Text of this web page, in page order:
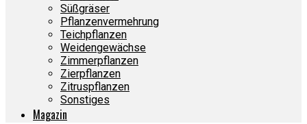
Süßgräser
Pflanzenvermehrung
Teichpflanzen
Weidengewächse
Zimmerpflanzen
Zierpflanzen
Zitruspflanzen
Sonstiges
Magazin